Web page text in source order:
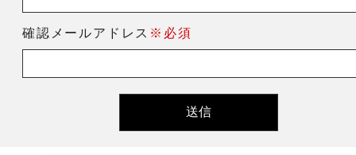
確認メールアドレス ※必須